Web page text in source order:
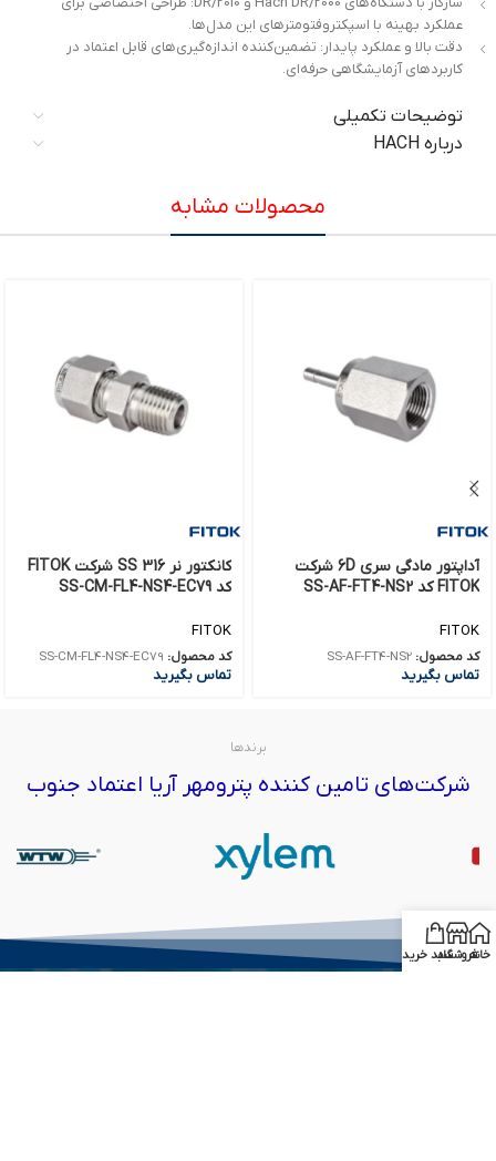
عملکرد بهینه با اسپکتروفتومترهای این مدل‌ها.
دقت بالا و عملکرد پایدار: تضمین‌کننده اندازه‌گیری‌های قابل اعتماد در
کاربردهای آزمایشگاهی حرفه‌ای.
توضیحات تکمیلی
درباره HACH
محصولات مشابه
آداپتور مادگی سری 6D شرکت
FITOK کد SS-AF-FT4-NS2
FITOK
کد محصول: SS-AF-FT4-NS2
تماس بگیرید
کانکتور نر 316 SS شرکت FITOK
کد SS-CM-FL4-NS4-EC79
FITOK
کد محصول: SS-CM-FL4-NS4-EC79
تماس بگیرید
برندها
شرکت‌های تامین کننده پترومهر آریا اعتماد جنوب
خانهفروشگاهسبد خرید